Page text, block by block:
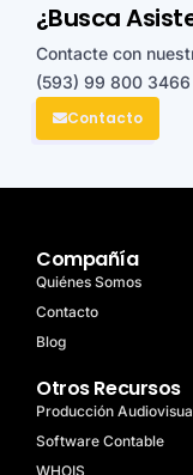
¿Busca
Contacte con
(593) 99 800 3466
Contacto
Compañía
Quiénes Somos
Contacto
Blog
Otros Recursos
Producción
Software Contable
WHOIS